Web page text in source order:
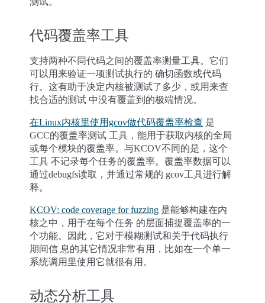
代码覆盖率工具
支持两种不同代码之间的覆盖率测量工具。它们
可以用来验证一项测试执行的 确切函数或代码
行。这有助于决定内核被测试了多少，或用来查
找合适的测试 中没有覆盖到的极端情况。
在Linux内核里使用gcov做代码覆盖率检查 是
GCC的覆盖率测试 工具，能用于获取内核的全局
或每个模块的覆盖率。与KCOV不同的是，这个
工具 不记录每个任务的覆盖率。覆盖率数据可以
通过debugfs读取，并通过常规的 gcov工具进行解
释。
KCOV: code coverage for fuzzing 是能够构建在内
核之中，用于在每个任务 的层面捕捉覆盖率的一
个功能。因此，它对于模糊测试和关于代码执行
期间信 息的其它情况非常有用，比如在一个单一
系统调用里使用它就很有用。
动态分析工具